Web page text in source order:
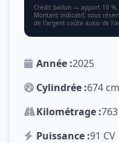
Crédit ballon — apport 10 %,
Montant indicatif, sous
de l'argent coûte aussi de
Année :2025
Cylindrée :674
Kilométrage :
Puissance :91 CV